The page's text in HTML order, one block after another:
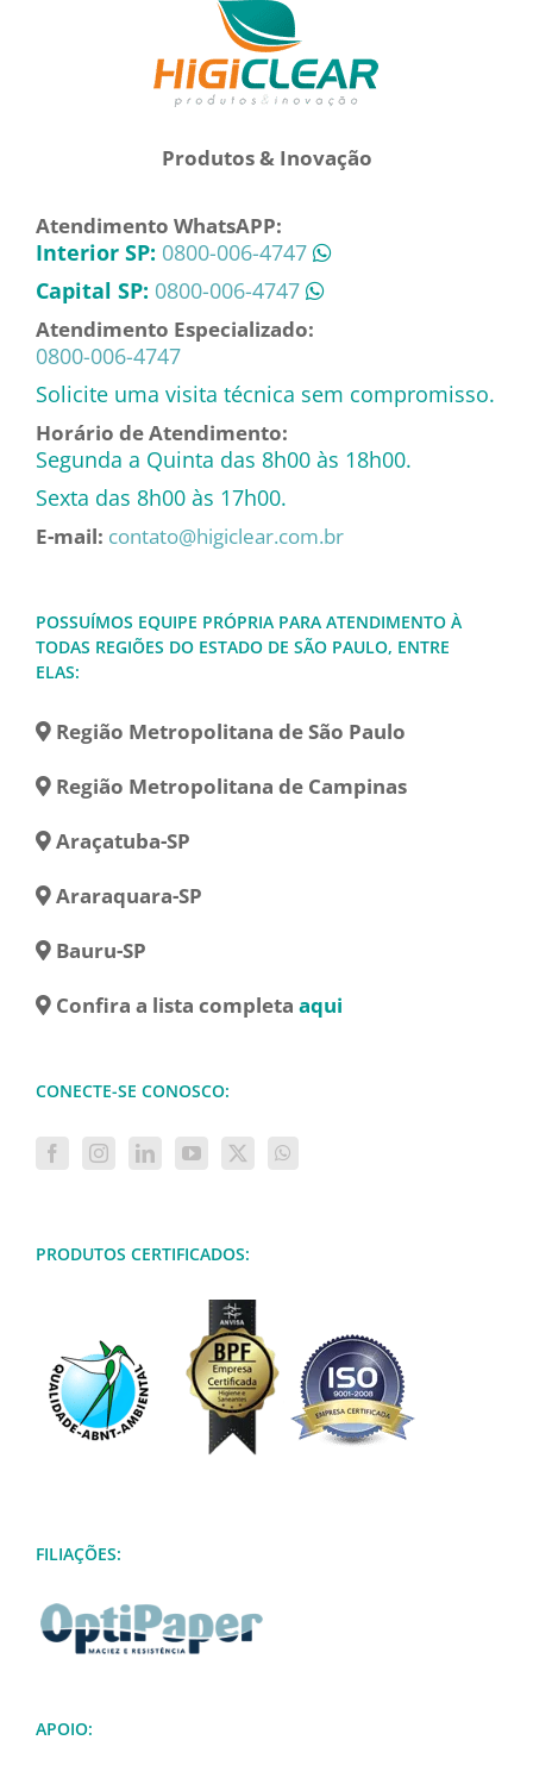
Produtos & Inovação
Atendimento WhatsAPP:
Interior SP: 0800-006-4747
Capital SP: 0800-006-4747
Atendimento Especializado:
0800-006-4747
Solicite uma visita técnica sem compromisso.
Horário de Atendimento:
Segunda a Quinta das 8h00 às 18h00.
Sexta das 8h00 às 17h00.
E-mail: contato@higiclear.com.br
POSSUÍMOS EQUIPE PRÓPRIA PARA ATENDIMENTO À
TODAS REGIÕES DO ESTADO DE SÃO PAULO, ENTRE
ELAS:
Região Metropolitana de São Paulo
Região Metropolitana de Campinas
Araçatuba-SP
Araraquara-SP
Bauru-SP
Confira a lista completa aqui
CONECTE-SE CONOSCO:
PRODUTOS CERTIFICADOS:
FILIAÇÕES:
APOIO: